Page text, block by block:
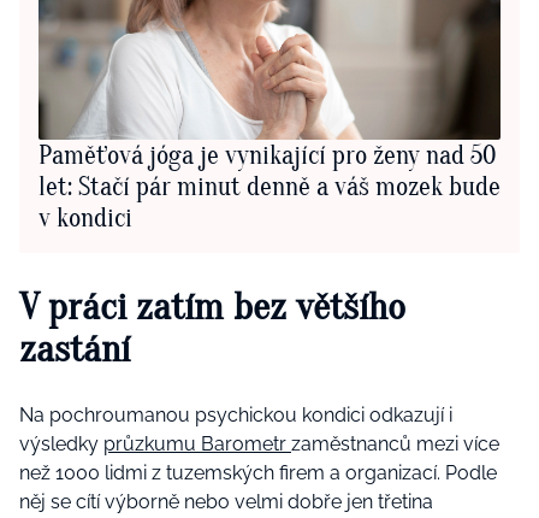
Paměťová jóga je vynikající pro ženy nad 50
let: Stačí pár minut denně a váš mozek bude
v kondici
V práci zatím bez většího
zastání
Na pochroumanou psychickou kondici odkazují i
výsledky průzkumu Barometr zaměstnanců mezi více
než 1000 lidmi z tuzemských firem a organizací. Podle
něj se cítí výborně nebo velmi dobře jen třetina